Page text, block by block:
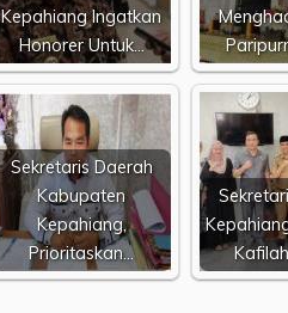
Kepahiang Ingatkan
Honorer Untuk…
Sekretaris Daerah
Kabupaten
Kepahiang,
Prioritaskan…